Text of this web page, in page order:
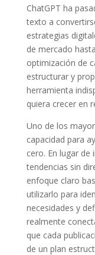
ChatGPT ha
texto a
estrategias
de mercado
optimización de
estructurar y
herramienta
quiera crecer en
Uno de los
capacidad para
cero. En lugar
tendencias sin
enfoque claro
utilizarlo para
necesidades y
realmente
que cada
de un plan